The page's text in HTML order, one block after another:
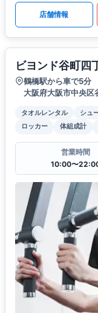
店舗情報
ビヨンド谷町四
鶴橋駅から車で5分
大阪府大阪市中央
タオルレンタル シュ
ロッカー
体組成計
営業時間
10:00〜